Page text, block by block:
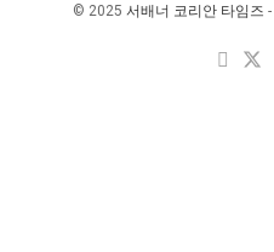
© 2025 서배너 코리안 타임즈 -